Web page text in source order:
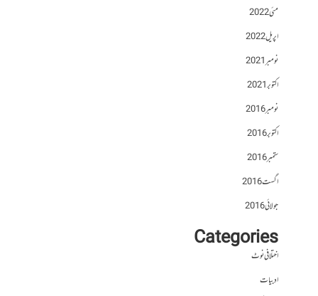
مئی 2022
اپریل 2022
نومبر 2021
اکتوبر 2021
نومبر 2016
اکتوبر 2016
ستمبر 2016
اگست 2016
جولائی 2016
Categories
اختلافی نوٹ
ادبیات